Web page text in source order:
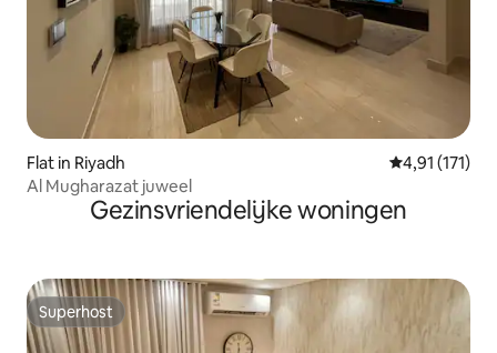
Flat in Riyadh Gemiddelde
4,91 (171)
Al Mugharazat juweel
Gezinsvriendelijke woningen
Superhost
Superhost